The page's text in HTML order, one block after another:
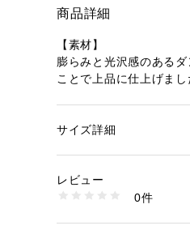
商品詳細
【素材】
膨らみと光沢感のある
ことで上品に仕上げま
リラックス感がありと
らしいペールトーンの
性別：メンズ
商品番号：
71469720007 （ショップ）
サイズ詳細
レビュー
0件